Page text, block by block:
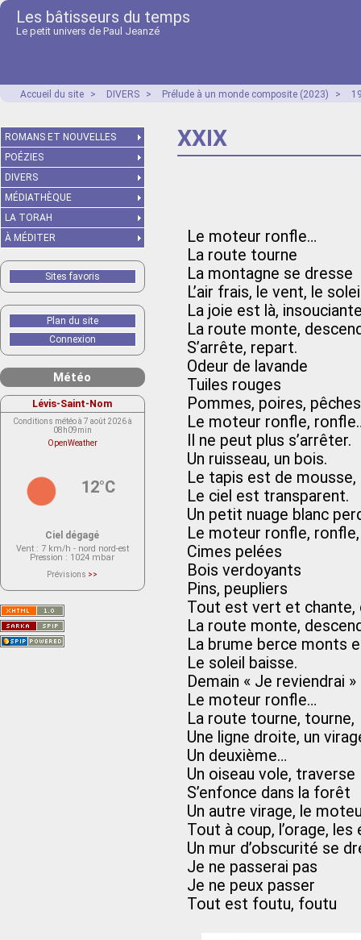
Les bâtisseurs du temps
Le petit univers de Paul Jeanzé
Accueil du site > DIVERS > Prélude à un monde composite (2023) >
XXIX
Le moteur ronfle…
La route tourne
La montagne se dresse
L’air frais, le vent, le
La joie est là,
La route monte,
S’arrête, repart.
Odeur de lavande
Tuiles rouges
Pommes, poires, pêches
Le moteur ronfle,
Il ne peut plus s’arrêter.
Un ruisseau, un bois.
Le tapis est de mousse,
Le ciel est transparent.
Un petit nuage blanc
Le moteur ronfle,
Cimes pelées
Bois verdoyants
Pins, peupliers
Tout est vert et chante,
La route monte,
La brume berce monts
Le soleil baisse.
Demain « Je reviendrai »
Le moteur ronfle…
La route tourne, tourne,
Une ligne droite, un
Un deuxième…
Un oiseau vole, traverse
S’enfonce dans la forêt
Un autre virage, le
Tout à coup, l’orage, les
Un mur d’obscurité se
Je ne passerai pas
Je ne peux passer
Tout est foutu, foutu
ROMANS ET NOUVELLES
POÉZIES
DIVERS
MÉDIATHÈQUE
LA TORAH
À MÉDITER
Sites favoris
Plan du site
Connexion
Météo
Lévis-Saint-Nom
Conditions météo à 7 août 2026 à
08h09min
OpenWeather
12°C
Ciel dégagé
Vent : 7 km/h - nord nord-est
Pression : 1024 mbar
Prévisions >>
actuellement aucune prévision
Saint-Nom.
Veuillez consulter le message du
service ci-dessous.
(401 - Invalid API key. Please see
https://openweathermap.org/faq#error401